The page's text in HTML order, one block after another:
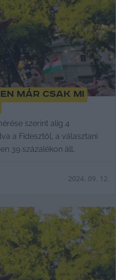
már csak mi
szerint alig 4
a Fidesztől, a választani
39 százalékon áll,
2024. 09. 12.